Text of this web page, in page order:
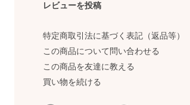
レビューを投稿
特定商取引法に基づく表記（返品等）
この商品について問い合わせる
この商品を友達に教える
買い物を続ける